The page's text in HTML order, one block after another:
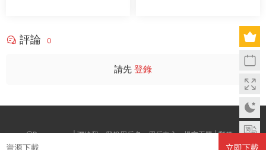
資源下載 立即下載
評論 0
請先 登錄
@Boxwc.com | 聯絡我：登錄用戶名--用戶中心--提交工單 | 郵箱：